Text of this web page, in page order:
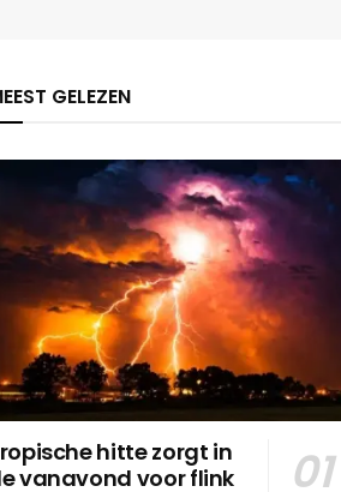
GELEZEN
hitte zorgt in
vanavond voor flink